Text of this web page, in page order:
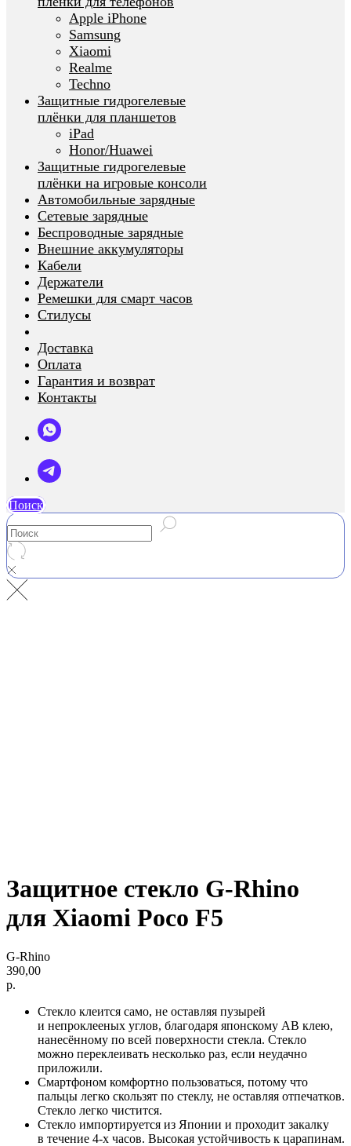
Apple iPhone
Samsung
Xiaomi
Realme
Techno
Защитные гидрогелевые
плёнки для планшетов
iPad
Honor/Huawei
Защитные гидрогелевые
плёнки на игровые консоли
Автомобильные зарядные
Сетевые зарядные
Беспроводные зарядные
Внешние аккумуляторы
Кабели
Держатели
Ремешки для смарт часов
Стилусы
Доставка
Оплата
Гарантия и возврат
Контакты
Поиск
Защитное стекло G-Rhino
для Xiaomi Poco F5
G-Rhino
390,00
р.
Стекло клеится само, не оставляя пузырей
и непроклееных углов, благодаря японскому AB клею,
нанесённому по всей поверхности стекла. Стекло
можно переклеивать несколько раз, если неудачно
приложили.
Смартфоном комфортно пользоваться, потому что
пальцы легко скользят по стеклу, не оставляя отпечатков.
Стекло легко чистится.
Стекло импортируется из Японии и проходит закалку
в течение 4-х часов. Высокая устойчивость к царапинам.